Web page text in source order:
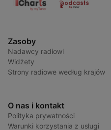
Zasoby
Nadawcy radiowi
Widżety
Strony radiowe według krajów
O nas i kontakt
Polityka prywatności
Warunki korzystania z usługi